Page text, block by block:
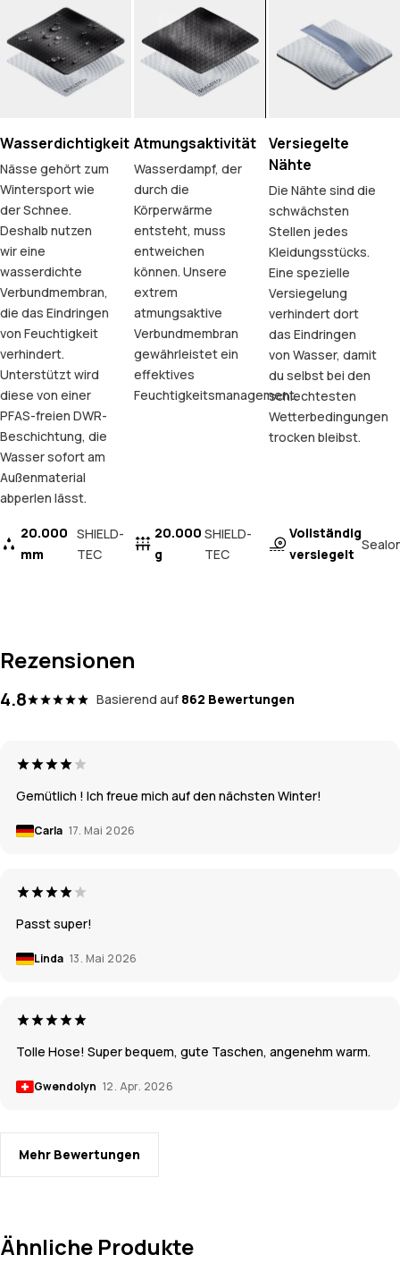
Wasserdichtigkeit
Nässe gehört zum
Wintersport wie
der Schnee.
Deshalb nutzen
wir eine
wasserdichte
Verbundmembran,
die das Eindringen
von Feuchtigkeit
verhindert.
Unterstützt wird
diese von einer
PFAS-freien DWR-
Beschichtung, die
Wasser sofort am
Außenmaterial
abperlen lässt.
20.000
mm
SHIELD-
TEC
Atmungsaktivität
Wasserdampf, der
durch die
Körperwärme
entsteht, muss
entweichen
können. Unsere
extrem
atmungsaktive
Verbundmembran
gewährleistet ein
effektives
Feuchtigkeitsmanagement.
20.000
g
SHIELD-
TEC
Versiegelte
Nähte
Die Nähte sind die
schwächsten
Stellen jedes
Kleidungsstücks.
Eine spezielle
Versiegelung
verhindert dort
das Eindringen
von Wasser, damit
du selbst bei den
schlechtesten
Wetterbedingungen
trocken bleibst.
Vollständig
versiegelt
Rezensionen
4.8 Basierend auf 862 Bewertungen
Gemütlich ! Ich freue mich auf den nächsten Winter!
Carla 17. Mai 2026
Passt super!
Linda 13. Mai 2026
Tolle Hose! Super bequem, gute Taschen, angenehm warm.
Gwendolyn 12. Apr. 2026
Mehr Bewertungen
Ähnliche Produkte